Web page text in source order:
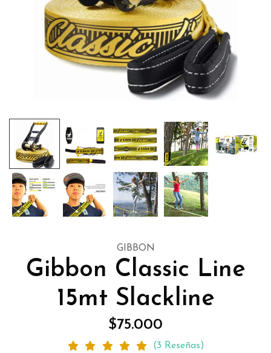
GIBBON
Gibbon Classic Line
15mt Slackline
$75.000
(3 Reseñas)